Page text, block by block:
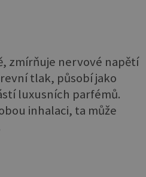
zmírňuje nervové napětí
tlak, působí jako
luxusních parfémů.
inhalaci, ta může